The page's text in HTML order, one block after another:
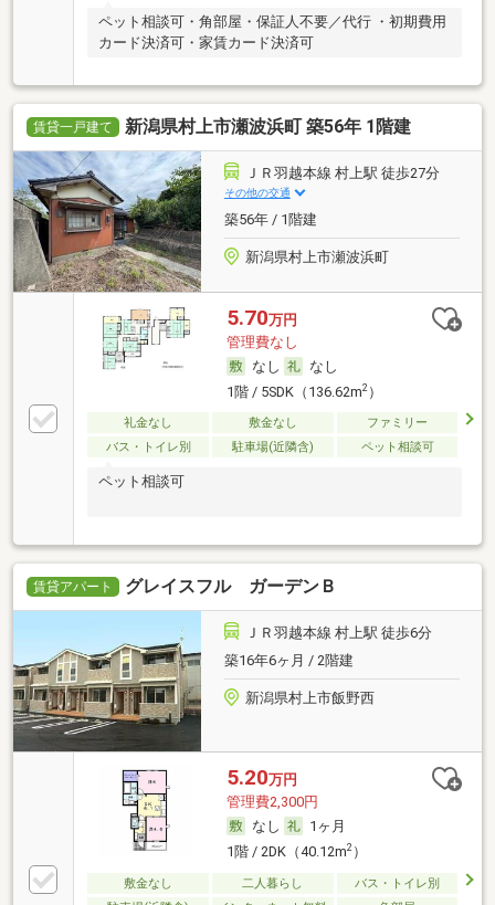
ペット相談可・角部屋・保証人不要／代行 ・初期費用
カード決済可・家賃カード決済可
賃貸一戸建て 新潟県村上市瀬波浜町 築56年 1階建
ＪＲ羽越本線 村上駅 徒歩27分
その他の交通
築56年 / 1階建
新潟県村上市瀬波浜町
5.70万円
管理費なし
なし
なし
1階 / 5SDK（136.62m2）
礼金なし 敷金なし
ファミリー
バス・トイレ別
駐車場(近隣含) ペット相談可
ペット相談可
賃貸アパート グレイスフル ガーデンＢ
ＪＲ羽越本線 村上駅 徒歩6分
築16年6ヶ月 / 2階建
新潟県村上市飯野西
5.20万円
管理費2,300円
なし
1ヶ月
1階 / 2DK（40.12m2）
敷金なし 二人暮らし
バス・トイレ別